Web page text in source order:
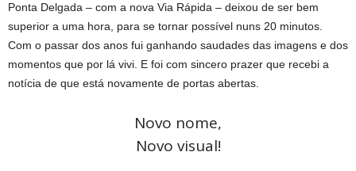
Ponta Delgada – com a nova Via Rápida – deixou de ser bem
superior a uma hora, para se tornar possível nuns 20 minutos.
Com o passar dos anos fui ganhando saudades das imagens e dos
momentos que por lá vivi. E foi com sincero prazer que recebi a
notícia de que está novamente de portas abertas.
Novo nome,
Novo visual!